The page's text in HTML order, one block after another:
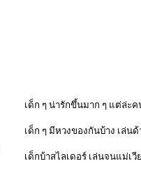
เด็ก ๆ น่ารักขึ้นมาก ๆ แต่ล่ะ
เด็ก ๆ มีหวงของกันบ้าง เล่น
เด็กบ้าสไลเดอร์ เล่นจนแม่เวี